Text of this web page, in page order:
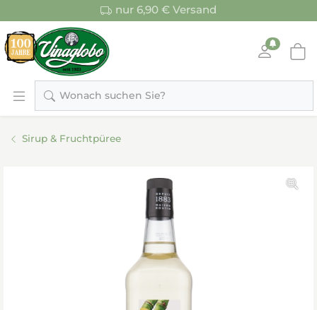
nur 6,90 € Versand
Wonach suchen Sie?
Sirup & Fruchtpüree